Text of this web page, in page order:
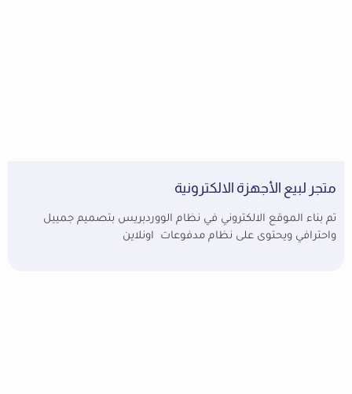
متجر لبيع الأجهزة الالكترونية
تم بناء الموقع الالكتروني في نظام الووردبريس بتصميم جمييل
واحترافي ويحتوى على نظام مدفوعات اونلاين